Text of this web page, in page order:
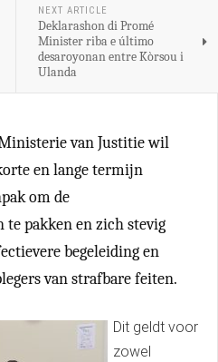
NEXT ARTICLE
Deklarashon di Promé
Minister riba e último
desaroyonan entre Kòrsou i
Ulanda
van Justitie wil
en lange termijn
om de
pakken en zich stevig
begeleiding en
van strafbare feiten.
Dit geldt voor
zowel